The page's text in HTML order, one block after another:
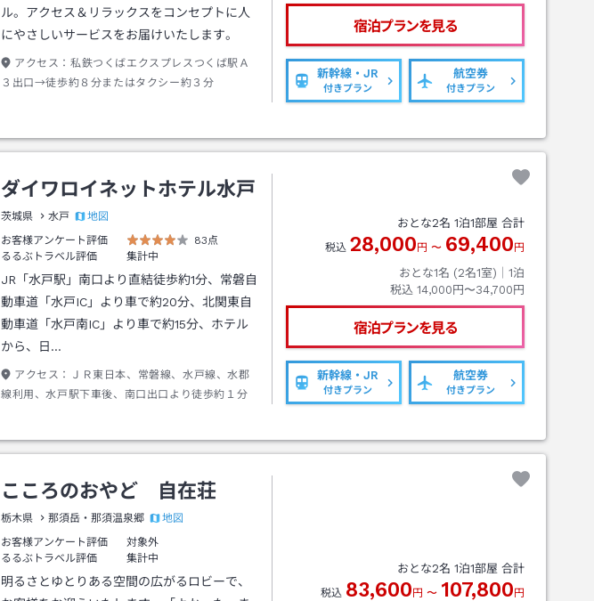
ル。アクセス＆リラックスをコンセプトに人
にやさしいサービスをお届けいたします。
アクセス： 私鉄つくばエクスプレスつくば駅Ａ
３出口→徒歩約８分またはタクシー約３分
宿泊プランを見る
新幹線・JR
付きプラン
航空券
付きプラン
ダイワロイネットホテル水戸
茨城県 水戸
地図
お客様アンケート評価
83点
るるぶトラベル評価
集計中
JR「水戸駅」南口より直結徒歩約1分、常磐自
動車道「水戸IC」より車で約20分、北関東自
動車道「水戸南IC」より車で約15分、ホテル
から、日…
アクセス：
ＪＲ東日本、常磐線、水戸線、水郡
線利用、水戸駅下車後、南口出口より徒歩約１分
おとな2名 1泊1部屋 合計
税込 28,000 円 〜 69,400 円
おとな1名 (2名1室)｜ 1泊
税込 14,000円〜34,700円
宿泊プランを見る
新幹線・JR
付きプラン
航空券
付きプラン
こころのおやど 自在荘
栃木県 那須岳・那須温泉郷
地図
お客様アンケート評価
対象外
るるぶトラベル評価
集計中
明るさとゆとりある空間の広がるロビーで、
おとな2名 1泊1部屋 合計
税込 83,600 円 〜 107,800 円